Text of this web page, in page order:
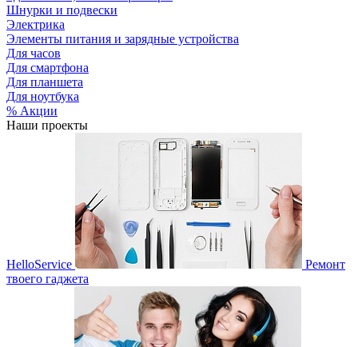
Шнурки и подвески
Электрика
Элементы питания и зарядные устройства
Для часов
Для смартфона
Для планшета
Для ноутбука
% Акции
Наши проекты
HelloService
Ремонт
твоего гаджета